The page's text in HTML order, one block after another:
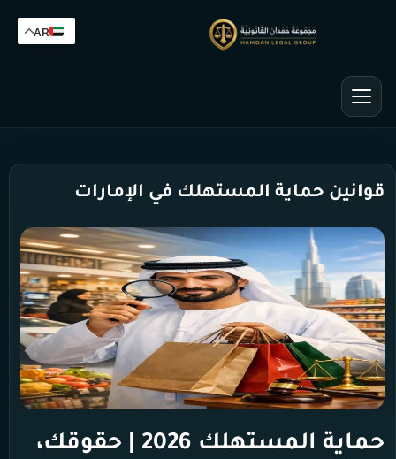
قوانين حماية المستهلك في الإمارات
حماية المستهلك 2026 | حقوقك،
AR